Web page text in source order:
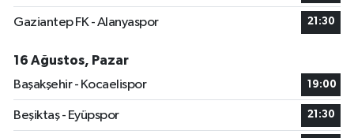
Gaziantep FK - Alanyaspor 21:30
16 Ağustos, Pazar
Başakşehir - Kocaelispor
19:00
Beşiktaş - Eyüpspor 21:30